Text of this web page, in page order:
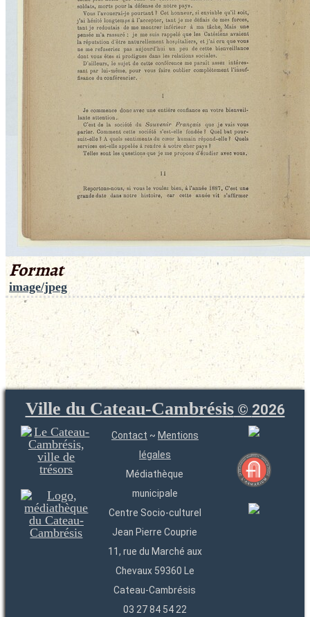
Format
image/jpeg
Ville du Cateau-Cambrésis© 2026
Contact ~ Mentions
légales
Médiathèque
municipale
Centre Socio-culturel
Jean Pierre Couprie
11, rue du Marché aux
Chevaux 59360 Le
Cateau-Cambrésis
03 27 84 54 22